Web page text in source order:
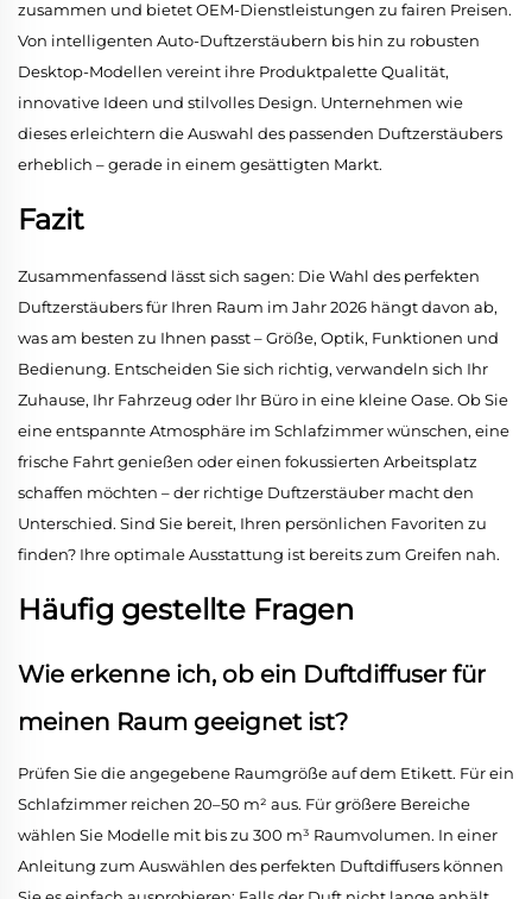
zusammen und bietet OEM-Dienstleistungen zu fairen Preisen.
Von intelligenten Auto-Duftzerstäubern bis hin zu robusten
Desktop-Modellen vereint ihre Produktpalette Qualität,
innovative Ideen und stilvolles Design. Unternehmen wie
dieses erleichtern die Auswahl des passenden Duftzerstäubers
erheblich – gerade in einem gesättigten Markt.
Fazit
Zusammenfassend lässt sich sagen: Die Wahl des perfekten
Duftzerstäubers für Ihren Raum im Jahr 2026 hängt davon ab,
was am besten zu Ihnen passt – Größe, Optik, Funktionen und
Bedienung. Entscheiden Sie sich richtig, verwandeln sich Ihr
Zuhause, Ihr Fahrzeug oder Ihr Büro in eine kleine Oase. Ob Sie
eine entspannte Atmosphäre im Schlafzimmer wünschen, eine
frische Fahrt genießen oder einen fokussierten Arbeitsplatz
schaffen möchten – der richtige Duftzerstäuber macht den
Unterschied. Sind Sie bereit, Ihren persönlichen Favoriten zu
finden? Ihre optimale Ausstattung ist bereits zum Greifen nah.
Häufig gestellte Fragen
Wie erkenne ich, ob ein Duftdiffuser für
meinen Raum geeignet ist?
Prüfen Sie die angegebene Raumgröße auf dem Etikett. Für ein
Schlafzimmer reichen 20–50 m² aus. Für größere Bereiche
wählen Sie Modelle mit bis zu 300 m³ Raumvolumen. In einer
Anleitung zum Auswählen des perfekten Duftdiffusers können